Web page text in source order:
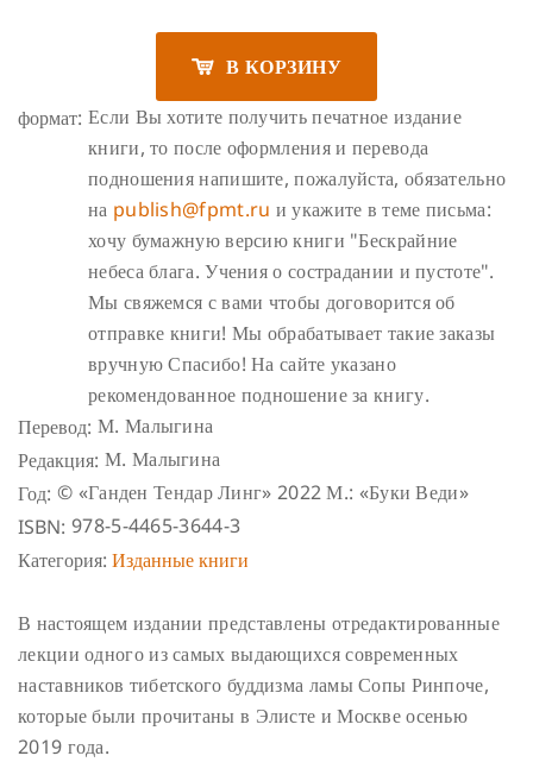
В КОРЗИНУ
формат: Если Вы хотите получить печатное издание
книги, то после оформления и перевода
подношения напишите, пожалуйста, обязательно
на publish@fpmt.ru и укажите в теме письма:
хочу бумажную версию книги "Бескрайние
небеса блага. Учения о сострадании и пустоте".
Мы свяжемся с вами чтобы договорится об
отправке книги! Мы обрабатывает такие заказы
вручную Спасибо! На сайте указано
рекомендованное подношение за книгу.
Перевод: М. Малыгина
Редакция: М. Малыгина
Год: © «Ганден Тендар Линг» 2022М.: «Буки Веди»
ISBN: 978-5-4465-3644-3
Категория: Изданные книги
В настоящем издании представлены отредактированные
лекции одного из самых выдающихся современных
наставников тибетского буддизма ламы Сопы Ринпоче,
которые были прочитаны в Элисте и Москве осенью
2019 года.